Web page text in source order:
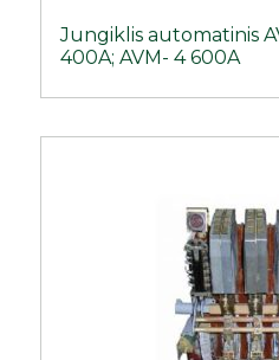
Jungiklis automatinis
400A; AVM- 4 600A